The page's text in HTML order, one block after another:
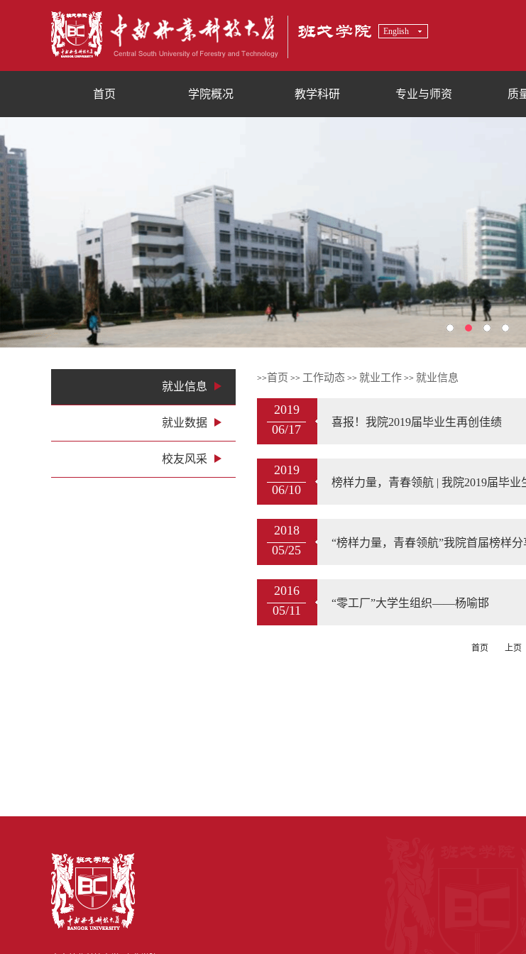
English
首页 学院概况 教学科研 专业与师资 质
1 2 3 4
就业信息
就业数据
校友风采
>>首页 >> 工作动态 >> 就业工作 >> 就业信息
2019
06/17
喜报！我院2019届毕业生再创佳绩
2019
06/10
榜样力量，青春领航 | 我院2019届毕
2018
05/25
“榜样力量，青春领航”我院首届榜样
2016
05/11
“零工厂”大学生组织——杨喻邯
首页 上页